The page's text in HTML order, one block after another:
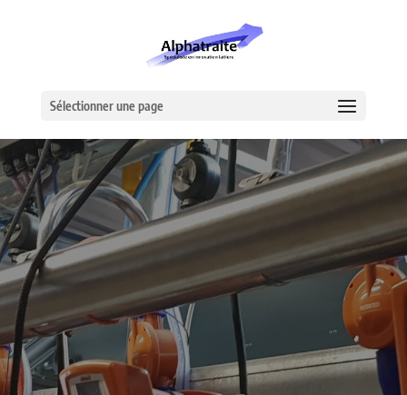
Sélectionner une page